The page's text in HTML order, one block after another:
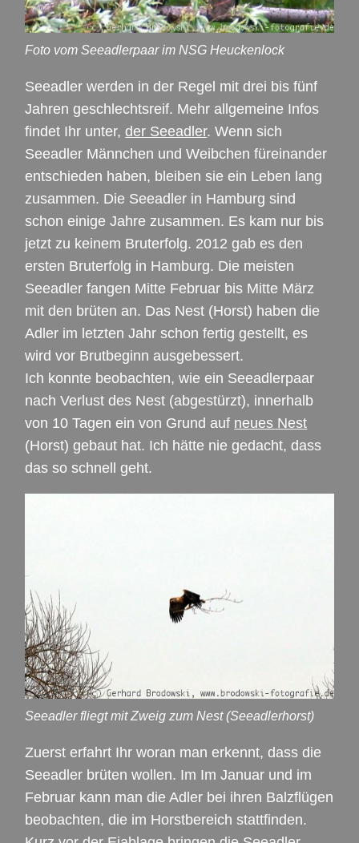
Foto vom Seeadlerpaar im NSG Heuckenlock
Seeadler werden in der Regel mit drei bis fünf
Jahren geschlechtsreif. Mehr allgemeine Infos
findet Ihr unter,der Seeadler. Wenn sich
Seeadler Männchen und Weibchen füreinander
entschieden haben, bleiben sie ein Leben lang
zusammen. Die Seeadler in Hamburg sind
schon einige Jahre zusammen. Es kam nur bis
jetzt zu keinem Bruterfolg. 2012 gab es den
ersten Bruterfolg in Hamburg. Die meisten
Seeadler fangen Mitte Februar bis Mitte März
mit den brüten an. Das Nest (Horst) haben die
Adler im letzten Jahr schon fertig gestellt, es
wird vor Brutbeginn ausgebessert.
Ich konnte beobachten, wie ein Seeadlerpaar
nach Verlust des Nest (abgestürzt), innerhalb
von 10 Tagen ein von Grund auf neues Nest
(Horst) gebaut hat. Ich hätte nie gedacht, dass
das so schnell geht.
Seeadler fliegt mit Zweig zum Nest (Seeadlerhorst)
Zuerst erfahrt Ihr woran man erkennt, dass die
Seeadler brüten wollen. Im Im Januar und im
Februar kann man die Adler bei ihren Balzflügen
beobachten, die im Horstbereich stattfinden.